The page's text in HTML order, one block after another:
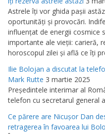
Astrele îţi vor ghida paşii
oportunităţi şi provocări.
influenţat de energii cosmice
importante ale vieţii: carieră,
horoscopul zilei şi află ce îţi
Ilie Bolojan a discutat la
Mark Rutte 3 martie 2025
Preşedintele interimar al
telefon cu secretarul general
Ce părere are Nicuşor Dan
retragerea în favoarea lui